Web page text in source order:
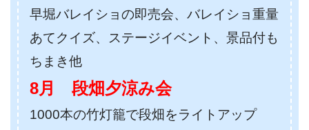
早堀バレイショの即売会、バレイショ重量
あてクイズ、ステージイベント、景品付も
ちまき他
8月 段畑夕涼み会
1000本の竹灯籠で段畑をライトアップ